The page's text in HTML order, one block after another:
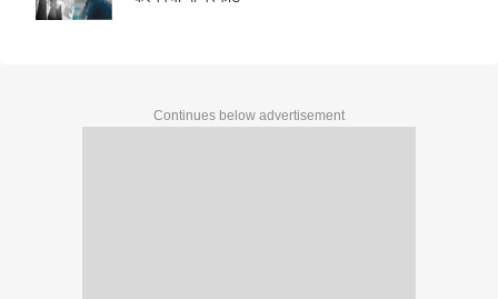
Continues below advertisement